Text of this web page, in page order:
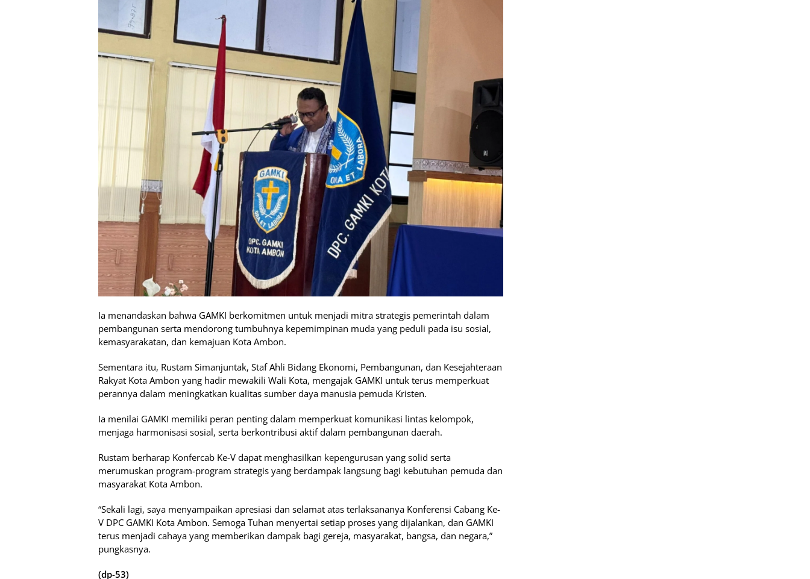
Ia menandaskan bahwa GAMKI berkomitmen untuk menjadi mitra strategis pemerintah dalam
pembangunan serta mendorong tumbuhnya kepemimpinan muda yang peduli pada isu sosial,
kemasyarakatan, dan kemajuan Kota Ambon.
Sementara itu, Rustam Simanjuntak, Staf Ahli Bidang Ekonomi, Pembangunan, dan Kesejahteraan
Rakyat Kota Ambon yang hadir mewakili Wali Kota, mengajak GAMKI untuk terus memperkuat
perannya dalam meningkatkan kualitas sumber daya manusia pemuda Kristen.
Ia menilai GAMKI memiliki peran penting dalam memperkuat komunikasi lintas kelompok,
menjaga harmonisasi sosial, serta berkontribusi aktif dalam pembangunan daerah.
Rustam berharap Konfercab Ke-V dapat menghasilkan kepengurusan yang solid serta
merumuskan program-program strategis yang berdampak langsung bagi kebutuhan pemuda dan
masyarakat Kota Ambon.
“Sekali lagi, saya menyampaikan apresiasi dan selamat atas terlaksananya Konferensi Cabang Ke-
V DPC GAMKI Kota Ambon. Semoga Tuhan menyertai setiap proses yang dijalankan, dan GAMKI
terus menjadi cahaya yang memberikan dampak bagi gereja, masyarakat, bangsa, dan negara,”
pungkasnya.
(dp-53)